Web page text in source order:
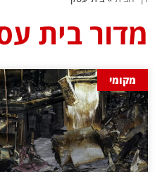
מדור בית
מקומי